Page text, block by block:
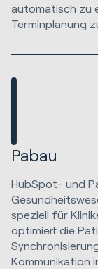
automatisch zu
Terminplanung
Pabau
HubSpot- und
speziell für
optimiert die
Kommunikation